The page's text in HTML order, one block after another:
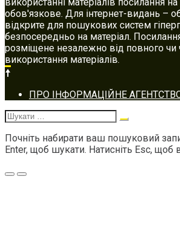
використанні матеріалів посилання
обов'язкове. Для інтернет-видань –
відкрите для пошукових систем
безпосередньо на матеріал.
розміщене незалежно від повного чи
використання матеріалів.
Footer
navigation
ПРО ІНФОРМАЦІЙНЕ
Шукати:
Почніть набирати ваш пошуковий
Enter, щоб шукати. Натисніть Esc, щоб
Меню